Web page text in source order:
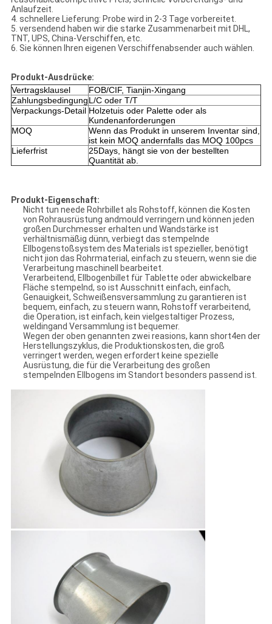
Anlaufzeit.
4. schnellere Lieferung: Probe wird in 2-3 Tage vorbereitet.
5. versendend haben wir die starke Zusammenarbeit mit DHL,
TNT, UPS, China-Verschiffen, etc.
6. Sie können Ihren eigenen Verschiffenabsender auch wählen.
Produkt-Ausdrücke:
Vertragsklausel
FOB/CIF, Tianjin-Xingang
ZahlungsbedingungL/C oder T/T
Verpackungs-Detail Holzetuis oder Palette oder als
Kundenanforderungen
MOQ
Wenn das Produkt in unserem Inventar sind,
ist kein MOQ andernfalls das MOQ 100pcs
Lieferfrist
25Days, hängt sie von der bestellten
Quantität ab.
Produkt-Eigenschaft:
Nicht tun neede Rohrbillet als Rohstoff, können die Kosten
von Rohrausrüstung andmould verringern und können jeden
großen Durchmesser erhalten und Wandstärke ist
verhältnismäßig dünn, verbiegt das stempelnde
Ellbogenstoßsystem des Materials ist spezieller, benötigt
nicht jion das Rohrmaterial, einfach zu steuern, wenn sie die
Verarbeitung maschinell bearbeitet.
Verarbeitend, Ellbogenbillet für Tablette oder abwickelbare
Fläche stempelnd, so ist Ausschnitt einfach, einfach,
Genauigkeit, Schweißensversammlung zu garantieren ist
bequem, einfach, zu steuern wann, Rohstoff verarbeitend,
die Operation, ist einfach, kein vielgestaltiger Prozess,
weldingand Versammlung ist bequemer.
Wegen der oben genannten zwei reasions, kann short4en der
Herstellungszyklus, die Produktionskosten, die groß
verringert werden, wegen erfordert keine spezielle
Ausrüstung, die für die Verarbeitung des großen
stempelnden Ellbogens im Standort besonders passend ist.